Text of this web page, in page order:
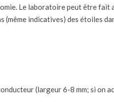
Le laboratoire peut être fait
indicatives) des étoiles
(largeur 6-8 mm; si on